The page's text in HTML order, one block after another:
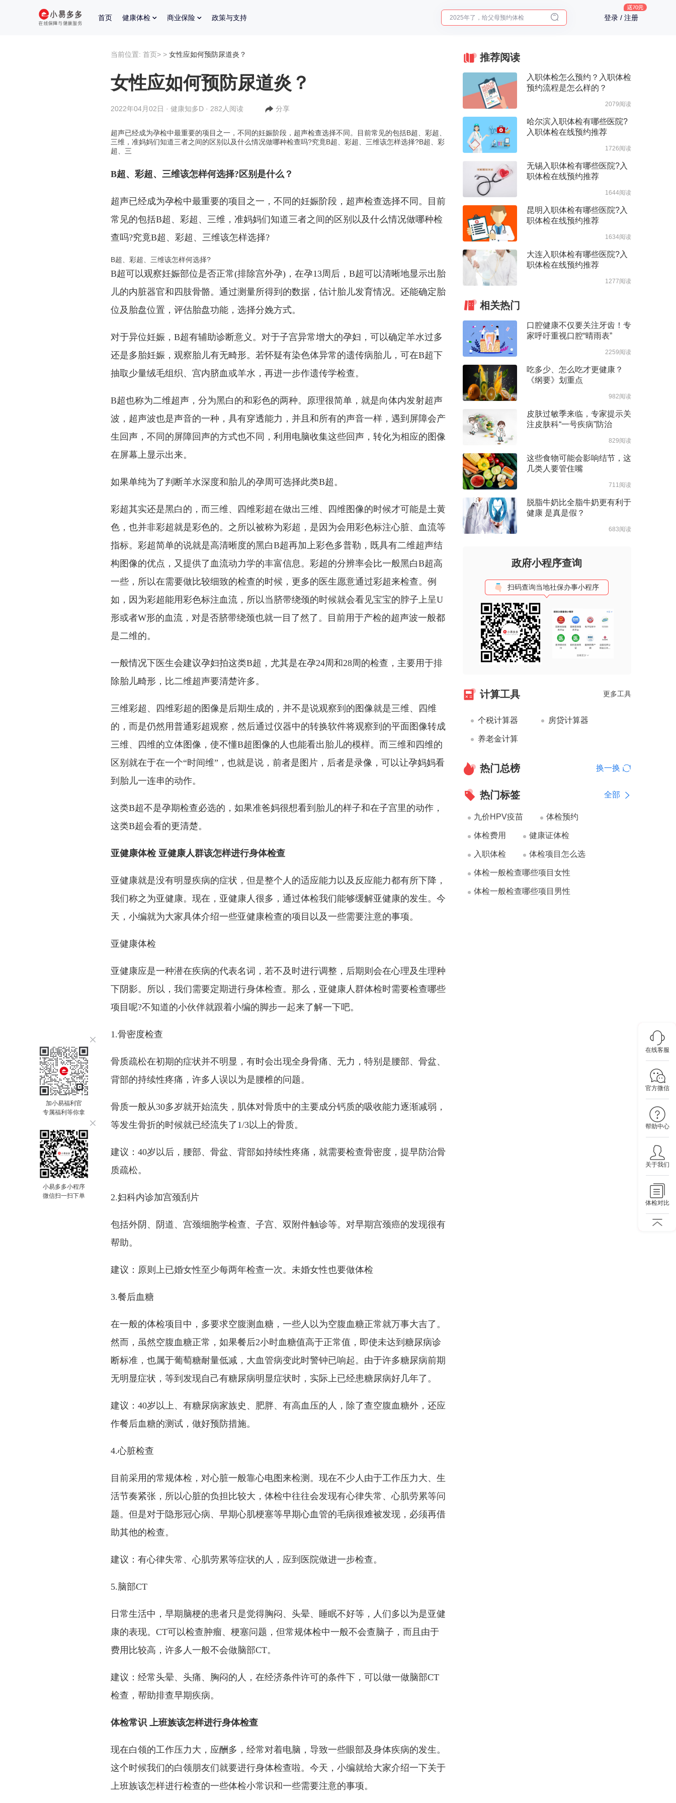
首页 健康体检 商业保险 政策与支持 体检前能吃药吗？
2025年了，给父母预约体检
登录 / 注册
在线客服
官方微信
帮助中心
关于我们
体检对比
加小易福利官
专属福利等你拿
小易多多小程序
微信扫一扫下单
当前位置: 首页> > 女性应如何预防尿道炎？
女性应如何预防尿道炎？
2022年04月02日 · 健康知多D · 282人阅读 分享
超声已经成为孕检中最重要的项目之一，不同的妊娠阶段，超声检查选择不同。目前常见的包括B超、彩超、
三维，准妈妈们知道三者之间的区别以及什么情况做哪种检查吗?究竟B超、彩超、三维该怎样选择?B超、彩
超、三
B超、彩超、三维该怎样何选择?区别是什么？
超声已经成为孕检中最重要的项目之一，不同的妊娠阶段，超声检查选择不同。目前
常见的包括B超、彩超、三维，准妈妈们知道三者之间的区别以及什么情况做哪种检
查吗?究竟B超、彩超、三维该怎样选择?
B超、彩超、三维该怎样何选择?
B超可以观察妊娠部位是否正常(排除宫外孕)，在孕13周后，B超可以清晰地显示出胎
儿的内脏器官和四肢骨骼。通过测量所得到的数据，估计胎儿发育情况。还能确定胎
位及胎盘位置，评估胎盘功能，选择分娩方式。
对于异位妊娠，B超有辅助诊断意义。对于子宫异常增大的孕妇，可以确定羊水过多
还是多胎妊娠，观察胎儿有无畸形。若怀疑有染色体异常的遗传病胎儿，可在B超下
抽取少量绒毛组织、宫内脐血或羊水，再进一步作遗传学检查。
B超也称为二维超声，分为黑白的和彩色的两种。原理很简单，就是向体内发射超声
波，超声波也是声音的一种，具有穿透能力，并且和所有的声音一样，遇到屏障会产
生回声，不同的屏障回声的方式也不同，利用电脑收集这些回声，转化为相应的图像
在屏幕上显示出来。
如果单纯为了判断羊水深度和胎儿的孕周可选择此类B超。
彩超其实还是黑白的，而三维、四维彩超在做出三维、四维图像的时候才可能是土黄
色，也并非彩超就是彩色的。之所以被称为彩超，是因为会用彩色标注心脏、血流等
指标。彩超简单的说就是高清晰度的黑白B超再加上彩色多普勒，既具有二维超声结
构图像的优点，又提供了血流动力学的丰富信息。彩超的分辨率会比一般黑白B超高
一些，所以在需要做比较细致的检查的时候，更多的医生愿意通过彩超来检查。例
如，因为彩超能用彩色标注血流，所以当脐带绕颈的时候就会看见宝宝的脖子上呈U
形或者W形的血流，对是否脐带绕颈也就一目了然了。目前用于产检的超声波一般都
是二维的。
一般情况下医生会建议孕妇拍这类B超，尤其是在孕24周和28周的检查，主要用于排
除胎儿畸形，比二维超声要清楚许多。
三维彩超、四维彩超的图像是后期生成的，并不是说观察到的图像就是三维、四维
的，而是仍然用普通彩超观察，然后通过仪器中的转换软件将观察到的平面图像转成
三维、四维的立体图像，使不懂B超图像的人也能看出胎儿的模样。而三维和四维的
区别就在于在一个“时间维”，也就是说，前者是图片，后者是录像，可以让孕妈妈看
到胎儿一连串的动作。
这类B超不是孕期检查必选的，如果准爸妈很想看到胎儿的样子和在子宫里的动作，
这类B超会看的更清楚。
亚健康体检 亚健康人群该怎样进行身体检查
亚健康就是没有明显疾病的症状，但是整个人的适应能力以及反应能力都有所下降，
我们称之为亚健康。现在，亚健康人很多，通过体检我们能够缓解亚健康的发生。今
天，小编就为大家具体介绍一些亚健康检查的项目以及一些需要注意的事项。
亚健康体检
亚健康应是一种潜在疾病的代表名词，若不及时进行调整，后期则会在心理及生理种
下阴影。所以，我们需要定期进行身体检查。那么，亚健康人群体检时需要检查哪些
项目呢?不知道的小伙伴就跟着小编的脚步一起来了解一下吧。
1.骨密度检查
骨质疏松在初期的症状并不明显，有时会出现全身骨痛、无力，特别是腰部、骨盆、
背部的持续性疼痛，许多人误以为是腰椎的问题。
骨质一般从30多岁就开始流失，肌体对骨质中的主要成分钙质的吸收能力逐渐减弱，
等发生骨折的时候就已经流失了1/3以上的骨质。
建议：40岁以后，腰部、骨盆、背部如持续性疼痛，就需要检查骨密度，提早防治骨
质疏松。
2.妇科内诊加宫颈刮片
包括外阴、阴道、宫颈细胞学检查、子宫、双附件触诊等。对早期宫颈癌的发现很有
帮助。
建议：原则上已婚女性至少每两年检查一次。未婚女性也要做体检
3.餐后血糖
在一般的体检项目中，多要求空腹测血糖，一些人以为空腹血糖正常就万事大吉了。
然而，虽然空腹血糖正常，如果餐后2小时血糖值高于正常值，即使未达到糖尿病诊
断标准，也属于葡萄糖耐量低减，大血管病变此时警钟已响起。由于许多糖尿病前期
无明显症状，等到发现自己有糖尿病明显症状时，实际上已经患糖尿病好几年了。
建议：40岁以上、有糖尿病家族史、肥胖、有高血压的人，除了查空腹血糖外，还应
作餐后血糖的测试，做好预防措施。
4.心脏检查
目前采用的常规体检，对心脏一般靠心电图来检测。现在不少人由于工作压力大、生
活节奏紧张，所以心脏的负担比较大，体检中往往会发现有心律失常、心肌劳累等问
题。但是对于隐形冠心病、早期心肌梗塞等早期心血管的毛病很难被发现，必须再借
助其他的检查。
建议：有心律失常、心肌劳累等症状的人，应到医院做进一步检查。
5.脑部CT
日常生活中，早期脑梗的患者只是觉得胸闷、头晕、睡眠不好等，人们多以为是亚健
康的表现。CT可以检查肿瘤、梗塞问题，但常规体检中一般不会查脑子，而且由于
费用比较高，许多人一般不会做脑部CT。
建议：经常头晕、头痛、胸闷的人，在经济条件许可的条件下，可以做一做脑部CT
检查，帮助排查早期疾病。
体检常识 上班族该怎样进行身体检查
现在白领的工作压力大，应酬多，经常对着电脑，导致一些眼部及身体疾病的发生。
这个时候我们的白领朋友们就要进行身体检查啦。今天，小编就给大家介绍一下关于
上班族该怎样进行检查的一些体检小常识和一些需要注意的事项。
推荐阅读
入职体检怎么预约？入职体检
预约流程是怎么样的？
2079阅读
哈尔滨入职体检有哪些医院?
入职体检在线预约推荐
1726阅读
无锡入职体检有哪些医院?入
职体检在线预约推荐
1644阅读
昆明入职体检有哪些医院?入
职体检在线预约推荐
1634阅读
大连入职体检有哪些医院?入
职体检在线预约推荐
1277阅读
相关热门
口腔健康不仅要关注牙齿！专
家呼吁重视口腔“晴雨表”
2259阅读
吃多少、怎么吃才更健康？
《纲要》划重点
982阅读
皮肤过敏季来临，专家提示关
注皮肤科“一号疾病”防治
829阅读
这些食物可能会影响结节，这
几类人要管住嘴
711阅读
脱脂牛奶比全脂牛奶更有利于
健康 是真是假？
683阅读
政府小程序查询
扫码查询当地社保办事小程序
计算工具 更多工具
个税计算器 房贷计算器
养老金计算
热门总榜 换一换
热门标签 全部
九价HPV疫苗 体检预约
体检费用 健康证体检
入职体检 体检项目怎么选
体检一般检查哪些项目女性
体检一般检查哪些项目男性